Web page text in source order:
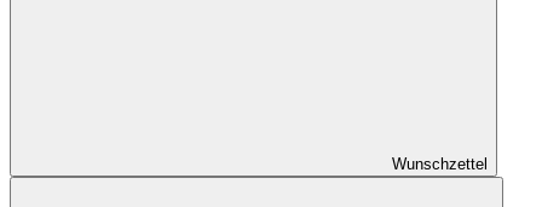
Wunschzettel